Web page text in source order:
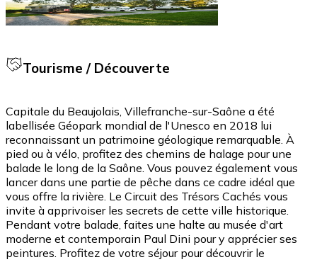
Tourisme / Découverte
Capitale du Beaujolais, Villefranche-sur-Saône a été
labellisée Géopark mondial de l'Unesco en 2018 lui
reconnaissant un patrimoine géologique remarquable. À
pied ou à vélo, profitez des chemins de halage pour une
balade le long de la Saône. Vous pouvez également vous
lancer dans une partie de pêche dans ce cadre idéal que
vous offre la rivière. Le Circuit des Trésors Cachés vous
invite à apprivoiser les secrets de cette ville historique.
Pendant votre balade, faites une halte au musée d'art
moderne et contemporain Paul Dini pour y apprécier ses
peintures. Profitez de votre séjour pour découvrir le